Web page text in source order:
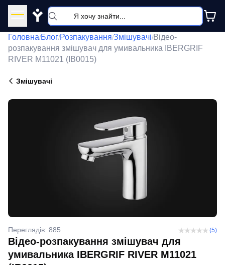
Y
Головна/Блог/Розпакування/Змішувачі/Відео-
розпакування змішувач для умивальника IBERGRIF
RIVER M11021 (IB0015)
Змішувачі
Переглядів: 885 (5)
Відео-розпакування змішувач для
умивальника IBERGRIF RIVER M11021